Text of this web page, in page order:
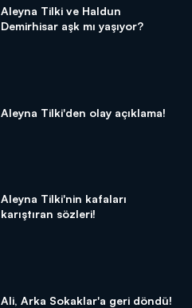
Aleyna Tilki ve Haldun
Demirhisar aşk mı yaşıyor?
Aleyna Tilki'den olay açıklama!
Aleyna Tilki'nin kafaları
karıştıran sözleri!
Ali, Arka Sokaklar'a geri döndü!